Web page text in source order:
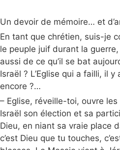
Un devoir de mémoire… et
En tant que chrétien, suis-je
le peuple juif durant la
aussi de ce qu’il se bat
Israël ? L’Eglise qui a failli, il
encore ?…
– Eglise, réveille-toi, ouvre
Israël son élection et sa
Dieu, en niant sa vraie place
c’est Dieu que tu touches,